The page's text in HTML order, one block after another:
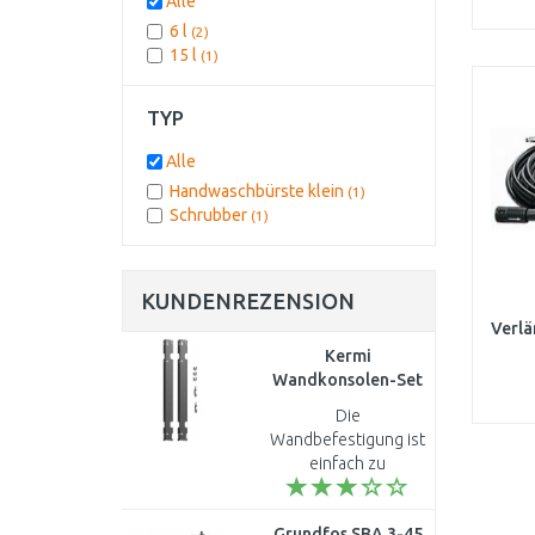
6 l (2)
15 l (1)
TYP
Alle
Handwaschbürste klein (1)
Schrubber (1)
KUNDENREZENSION
Kermi
Wandkonsolen-Set
mm, verzinkt
ZB02590013
Die
Wandbefestigung ist
einfach zu
montieren...